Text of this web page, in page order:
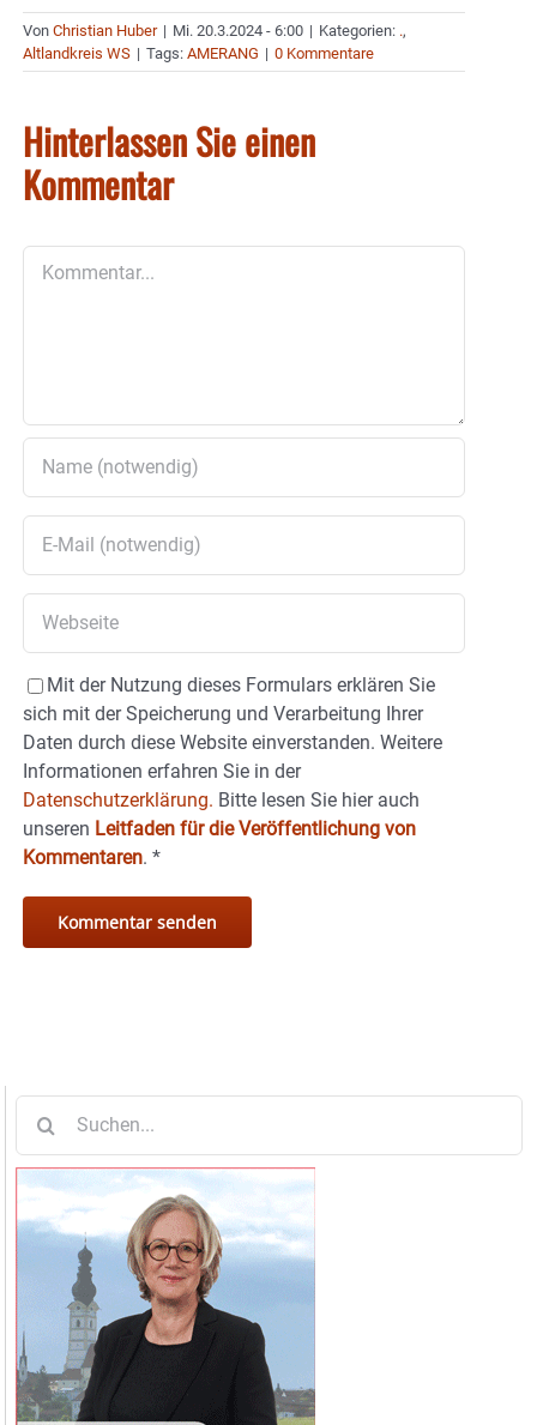
Von Christian Huber | Mi. 20.3.2024 - 6:00 | Kategorien: .,
Altlandkreis WS | Tags: AMERANG | 0 Kommentare
Hinterlassen Sie einen
Kommentar
Mit der Nutzung dieses Formulars erklären Sie
sich mit der Speicherung und Verarbeitung Ihrer
Daten durch diese Website einverstanden. Weitere
Informationen erfahren Sie in der
Datenschutzerklärung. Bitte lesen Sie hier auch
unseren Leitfaden für die Veröffentlichung von
Kommentaren. *
nach: